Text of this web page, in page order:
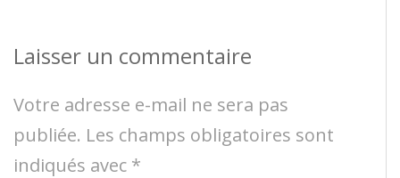
Laisser un commentaire
Votre adresse e-mail ne sera pas
publiée. Les champs obligatoires sont
indiqués avec *